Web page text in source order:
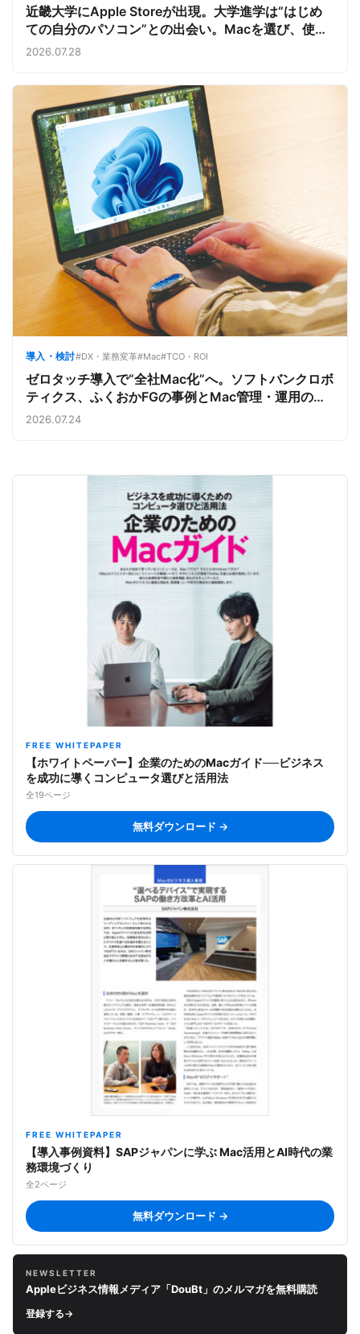
近畿大学にApple Storeが出現。大学進学は“はじめ
ての自分のパソコン”との出会い。Macを選び、使う
魅力と楽しさを、夏のオープンキャンパスでアピール
2026.07.28
導入・検討#DX・業務変革#Mac#TCO・ROI
ゼロタッチ導入で“全社Mac化”へ。ソフトバンクロボ
ティクス、ふくおかFGの事例とMac管理・運用の強
み【今週のAppleビジネストレンド】
2026.07.24
FREE WHITEPAPER
【ホワイトペーパー】企業のためのMacガイド──ビジネス
を成功に導くコンピュータ選びと活用法
全19ページ
無料ダウンロード →
FREE WHITEPAPER
【導入事例資料】SAPジャパンに学ぶ Mac活用とAI時代の業
務環境づくり
全2ページ
無料ダウンロード →
NEWSLETTER
Appleビジネス情報メディア「DouBt」のメルマガを無料購読
登録する→